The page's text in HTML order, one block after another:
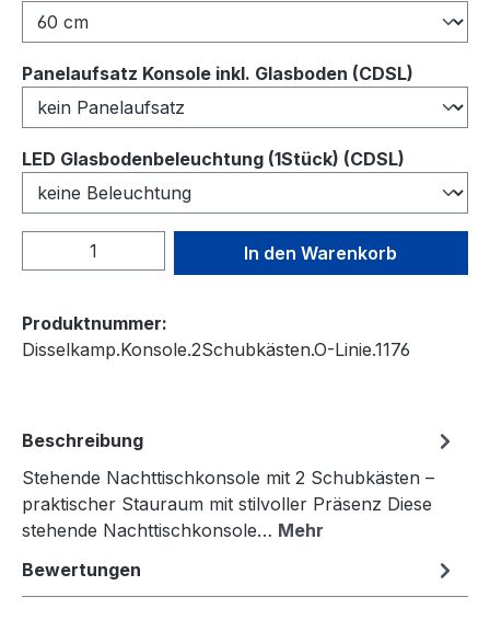
Panelaufsatz Konsole inkl. Glasboden (CDSL)
LED Glasbodenbeleuchtung (1Stück) (CDSL)
Produkt Anzahl: Gib denIn den Warenkorb
Produktnummer:
Disselkamp.Konsole.2Schubkästen.O-Linie.1176
Beschreibung
Stehende Nachttischkonsole mit 2 Schubkästen –
praktischer Stauraum mit stilvoller Präsenz Diese
stehende Nachttischkonsole… Mehr
Bewertungen